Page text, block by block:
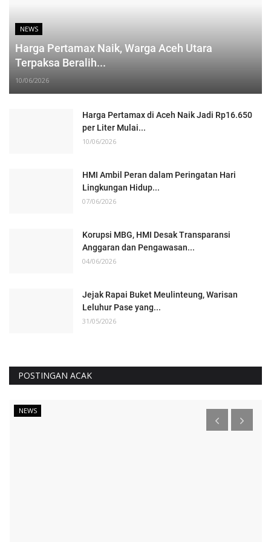
NEWS
Harga Pertamax Naik, Warga Aceh Utara
Terpaksa Beralih...
10/06/2026
Harga Pertamax di Aceh Naik Jadi Rp16.650
per Liter Mulai...
10/06/2026
HMI Ambil Peran dalam Peringatan Hari
Lingkungan Hidup...
07/06/2026
Korupsi MBG, HMI Desak Transparansi
Anggaran dan Pengawasan...
04/06/2026
Jejak Rapai Buket Meulinteung, Warisan
Leluhur Pase yang...
31/05/2026
POSTINGAN ACAK
NEWS